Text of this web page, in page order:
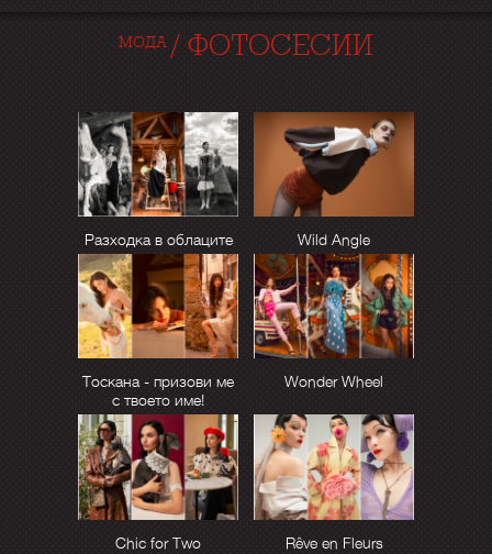
МОДА / ФОТОСЕСИИ
Разходка в облаците Wild Angle
Тоскана - призови ме
с твоето име!
Wonder Wheel
Chic for Two Rêve en Fleurs